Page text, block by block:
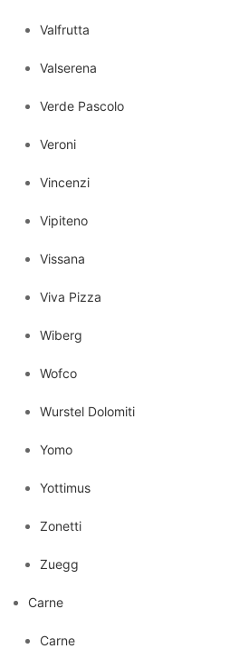
Valfrutta
Valserena
Verde Pascolo
Veroni
Vincenzi
Vipiteno
Vissana
Viva Pizza
Wiberg
Wofco
Wurstel Dolomiti
Yomo
Yottimus
Zonetti
Zuegg
Carne
Carne